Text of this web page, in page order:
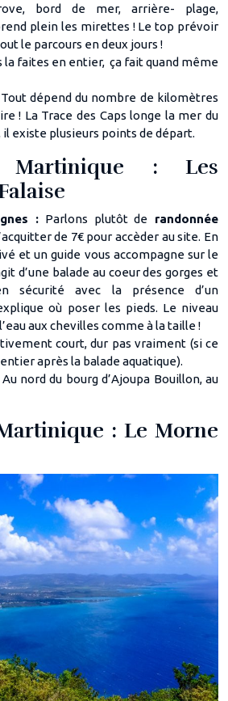
bord de mer, arrière- plage,
plein les mirettes ! Le top prévoir
le parcours en deux jours !
la faites en entier, ça fait quand même
Tout dépend du nombre de kilomètres
! La Trace des Caps longe la mer du
il existe plusieurs points de départ.
Martinique : Les
: Parlons plutôt de randonnée
de 7€ pour accèder au site. En
et un guide vous accompagne sur le
d’une balade au coeur des gorges et
sécurité avec la présence d’un
où poser les pieds. Le niveau
aux chevilles comme à la taille !
court, dur pas vraiment (si ce
après la balade aquatique).
Au nord du bourg d’Ajoupa Bouillon, au
: Le Morne